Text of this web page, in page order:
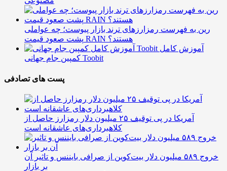
رین به فهرست رمزارزهای ترند بازار پیوست؛ چه عواملی
پشت صعود قیمت RAIN هستند؟
آموزش کامل
کمپین جام جهانی Toobit
پست های تصادفی
آمریکا در پی توقیف ۲۵ میلیون دلار رمزارز حاصل از
کلاهبرداری‌های عاشقانه است
خروج ۵۸۹ میلیون دلار بیت‌کوین از صرافی بایننس و تاثیر آن
بر بازار